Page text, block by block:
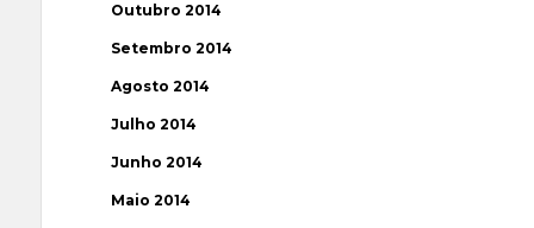
Outubro 2014
Setembro 2014
Agosto 2014
Julho 2014
Junho 2014
Maio 2014